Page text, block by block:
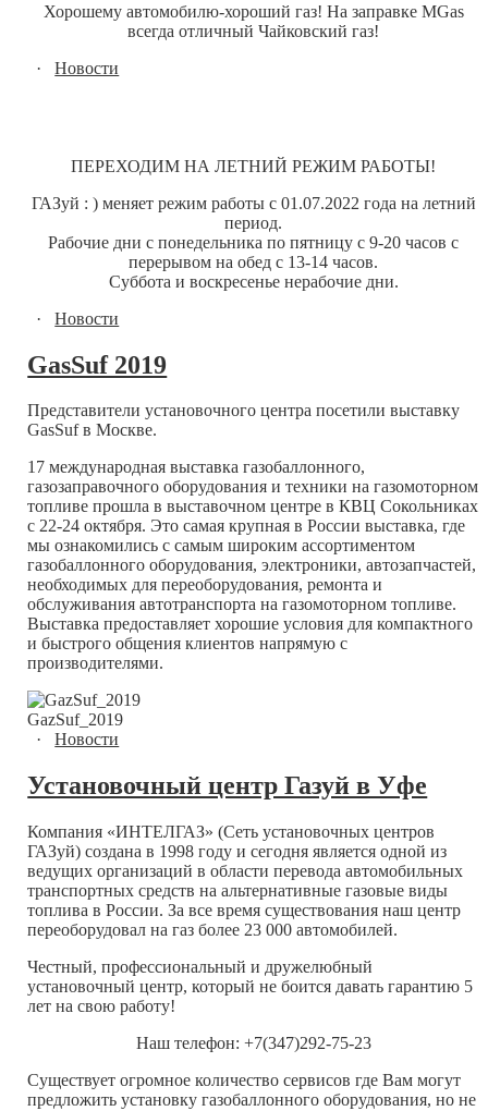
Хорошему автомобилю-хороший газ! На заправке MGas
всегда отличный Чайковский газ!
·Новости
ПЕРЕХОДИМ НА ЛЕТНИЙ РЕЖИМ РАБОТЫ!
ГАЗуй : ) меняет режим работы с 01.07.2022 года на летний
период.
Рабочие дни с понедельника по пятницу с 9-20 часов с
перерывом на обед с 13-14 часов.
Суббота и воскресенье нерабочие дни.
·Новости
GasSuf 2019
Представители установочного центра посетили выставку
GasSuf в Москве.
17 международная выставка газобаллонного,
газозаправочного оборудования и техники на газомоторном
топливе прошла в выставочном центре в КВЦ Сокольниках
с 22-24 октября. Это самая крупная в России выставка, где
мы ознакомились с самым широким ассортиментом
газобаллонного оборудования, электроники, автозапчастей,
необходимых для переоборудования, ремонта и
обслуживания автотранспорта на газомоторном топливе.
Выставка предоставляет хорошие условия для компактного
и быстрого общения клиентов напрямую с
производителями.
GazSuf_2019
·Новости
Установочный центр Газуй в Уфе
Компания «ИНТЕЛГАЗ» (Сеть установочных центров
ГАЗуй) создана в 1998 году и сегодня является одной из
ведущих организаций в области перевода автомобильных
транспортных средств на альтернативные газовые виды
топлива в России. За все время существования наш центр
переоборудовал на газ более 23 000 автомобилей.
Честный, профессиональный и дружелюбный
установочный центр, который не боится давать гарантию 5
лет на свою работу!
Наш телефон: +7(347)292-75-23
Существует огромное количество сервисов где Вам могут
предложить установку газобаллонного оборудования, но не